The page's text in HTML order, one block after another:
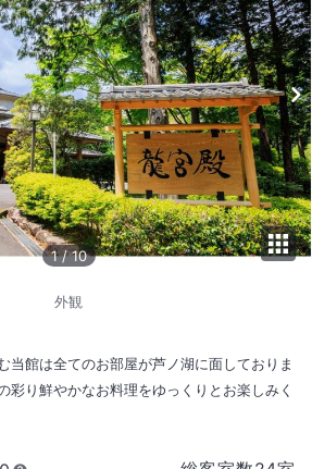
1 /10
外観
当館は全てのお部屋が芦ノ湖に面しておりま
彩り鮮やかなお料理をゆっくりとお楽しみく